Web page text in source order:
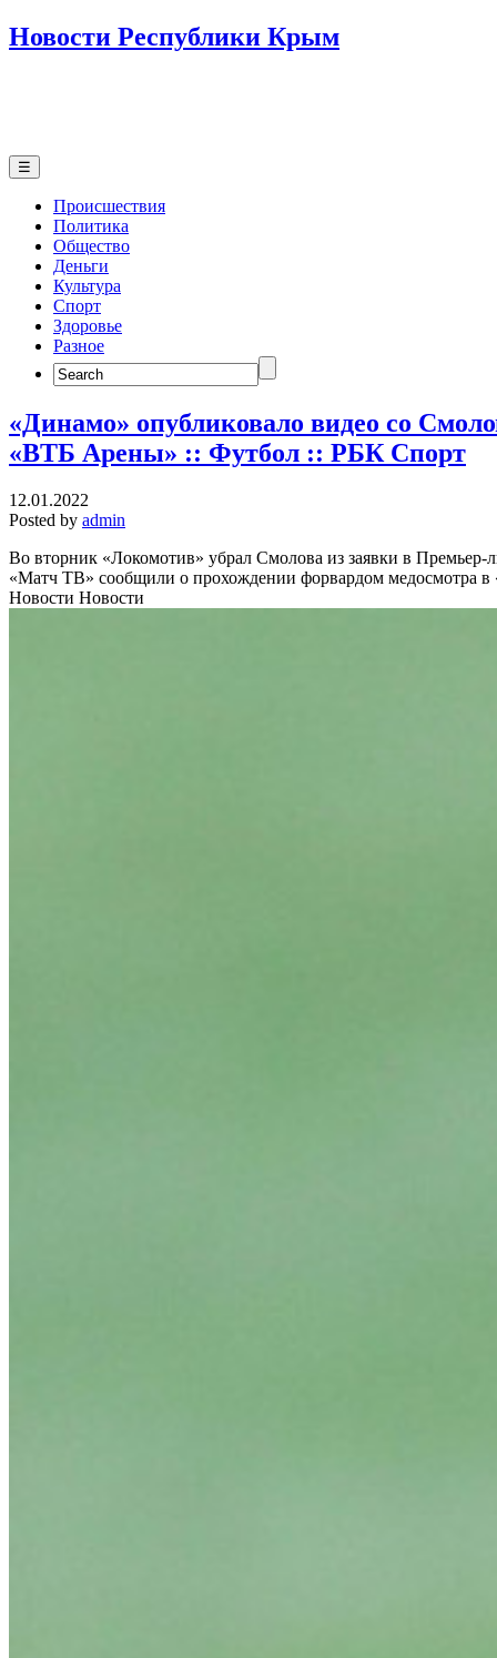
Новости Республики Крым
☰
Происшествия
Политика
Общество
Деньги
Культура
Спорт
Здоровье
Разное
Search
for:
«Динамо» опубликовало видео со
«ВТБ Арены» :: Футбол :: РБК Спорт
12.01.2022
Posted by admin
Во вторник «Локомотив» убрал Смолова из заявки в Премьер-
«Матч ТВ» сообщили о прохождении форвардом медосмотра
Новости Новости